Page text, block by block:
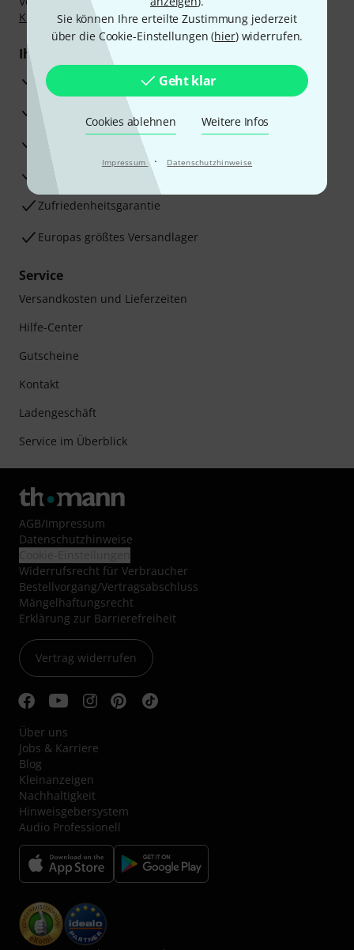
Sie können Ihre erteilte Zustimmung jederzeit
über die Cookie-Einstellungen (hier) widerrufen.
Geht klar
Cookies ablehnen Weitere Infos
Impressum · Datenschutzhinweise
Klarna Ratenzahlungoder Kreditkarte.
Ihre Vorteile
3 Jahre Thomann Garantie
30 Tage Money-Back-Garantie
Beratung durch Fachexperten
Zufriedenheitsgarantie
Europas größtes Versandlager
Service
Versandkosten und Lieferzeiten
Hilfe-Center
Gutscheine
Kontakt
Ladengeschäft
Service im Überblick
AGB/Impressum
Datenschutzhinweise
Widerrufsrecht für Verbraucher
Bestellvorgang/Vertragsabschluss
Mängelhaftungsrecht
Erklärung zur Barrierefreiheit
Vertrag widerrufen
Über uns
Jobs & Karriere
Blog
Kleinanzeigen
Nachhaltigkeit
Hinweisgebersystem
Audio Professionell